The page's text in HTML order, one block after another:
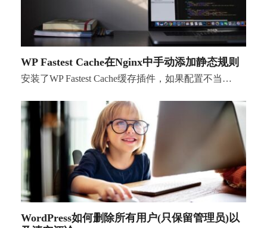
WP Fastest Cache在Nginx中手动添加静态规则
安装了WP Fastest Cache缓存插件，如果配置不当…
WordPress如何删除所有用户(只保留管理员)以